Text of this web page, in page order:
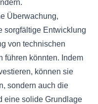
Überwachung,
sorgfältige Entwicklung
von technischen
führen könnten. Indem
können sie
sondern auch die
eine solide Grundlage